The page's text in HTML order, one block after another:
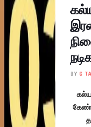
BY G